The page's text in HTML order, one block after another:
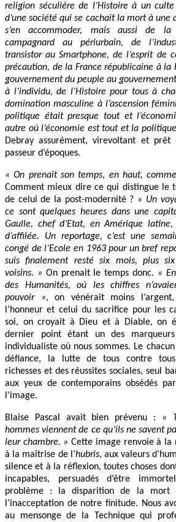
religion séculière de l’Histoire à un
d’une société qui se cachait la mort à
s’en accommoder, mais aussi de
campagnard au périurbain, de
transistor au Smartphone, de l’esprit de
précaution, de la France républicaine à la
gouvernement du peuple au
à l’individu, de l’Histoire pour tous à
domination masculine à l’ascension
politique était presque tout et
autre où l’économie est tout et la
Debray assurément, virevoltant et
passeur d’époques.
« On prenait son temps, en haut,
Comment mieux dire ce qui distingue le
de celui de la post-modernité ? « Un
ce sont quelques heures dans une
Gaulle, chef d’Etat, en Amérique
d’affilée. Un reportage, c’est une
congé de l’Ecole en 1963 pour un bref
suis finalement resté six mois, plus
voisins. » On prenait le temps donc. «
des Humanités, où les chiffres
pouvoir », on vénérait moins
l’honneur et celui du sacrifice pour les
soi, on croyait à Dieu et à Diable, on
dernier point étant un des marqueurs
individualiste où nous sommes. Le
défiance, la lutte de tous contre
richesses et des réussites sociales, seul
aux yeux de contemporains obsédés
l’image.
Blaise Pascal avait bien prévenu : «
hommes viennent de ce qu’ils ne savent
leur chambre. » Cette image renvoie à la
à la maîtrise de l’hubris, aux valeurs
silence et à la réflexion, toutes choses
incapables, persuadés d’être
problème : la disparition de la mort
l’inacceptation de notre finitude. Nous
au mensonge de la Technique qui